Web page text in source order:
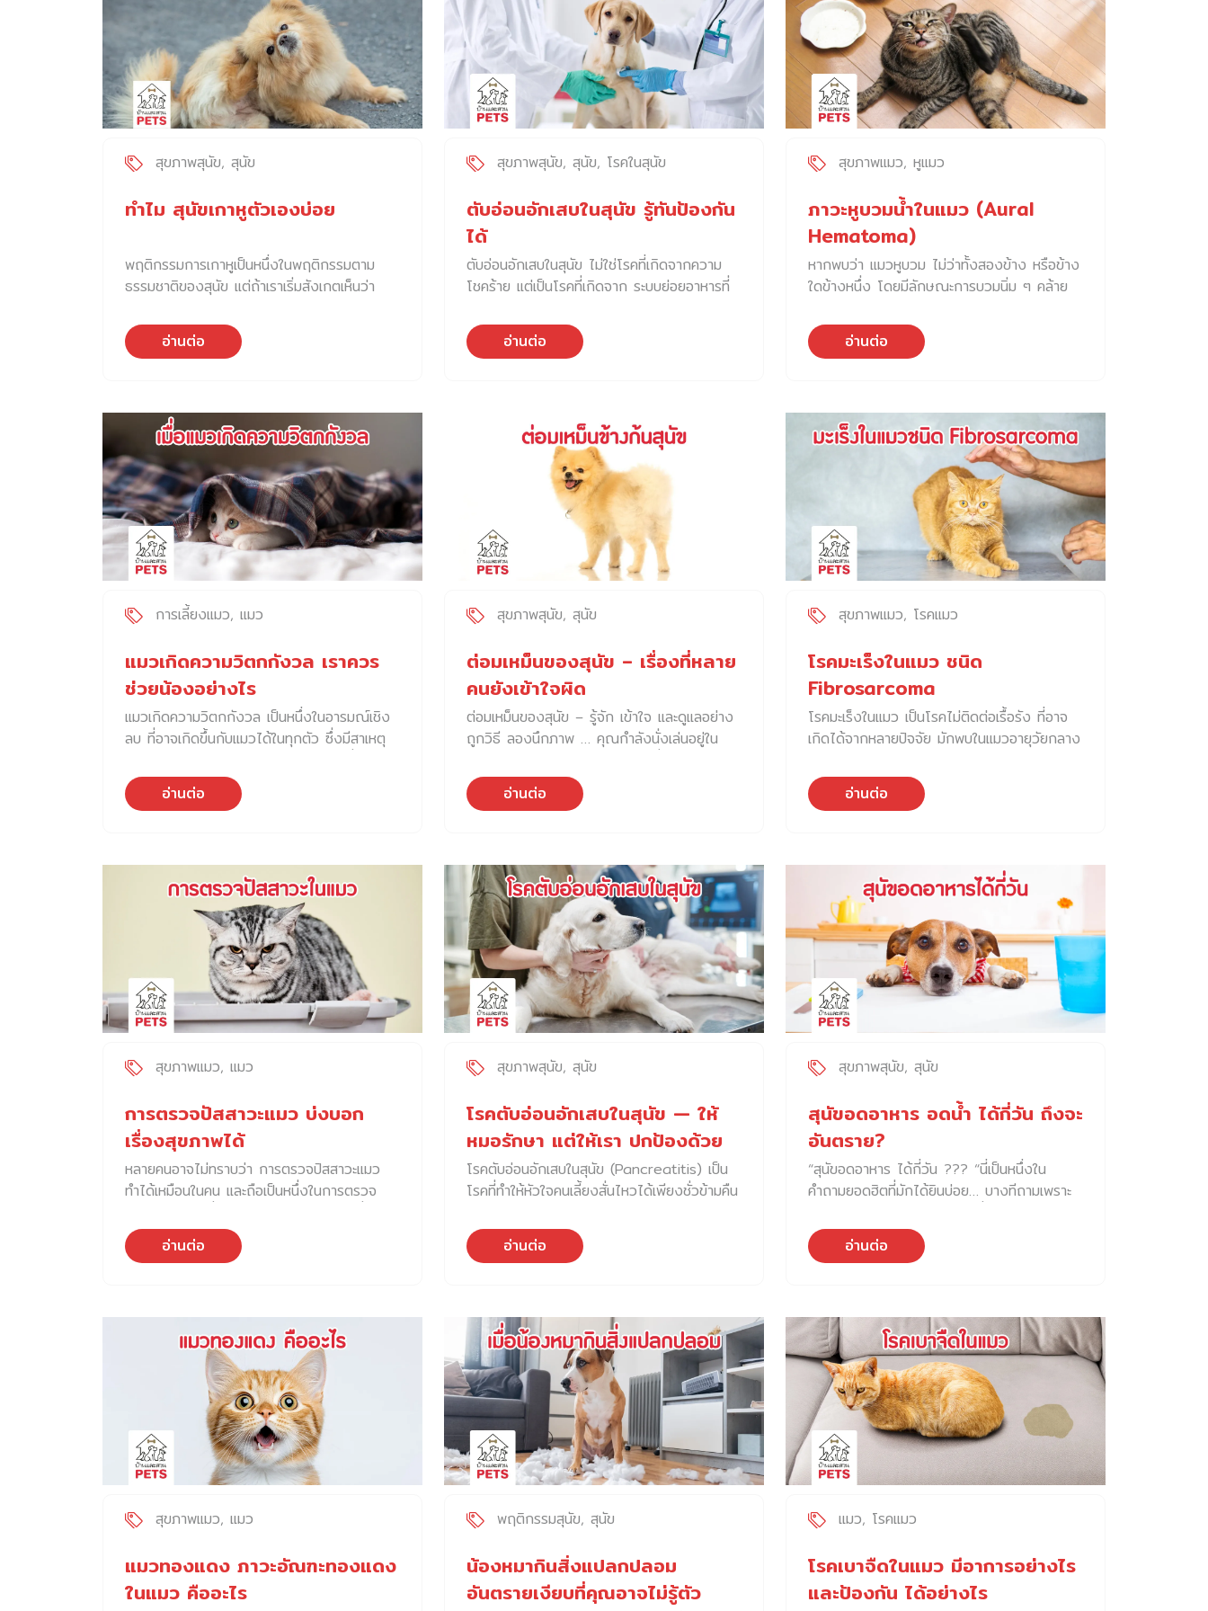
สุขภาพสุนัข สุนัข
ทำไม สุนัขเกาหูตัวเองบ่อย
พฤติกรรมการเกาหูเป็นหนึ่งในพฤติกรรมตาม
ธรรมชาติของสุนัข แต่ถ้าเราเริ่มสังเกตเห็นว่า
หรือมีพฤติกรรมสะบัดหัวร่วมด้วย นั่นอาจเป็น
สัญญาณเตือนของปัญหาสุขภาพที่ต้องเร่งแก้ไข
ต้นตอมาจากสาเหตุสำคัญเหล่านี้ 1. การติดเชื้อใน
ช่องหู (Ear Infection) เกิดขึ้นได้เนื่องจากเชื้อ
จุลินทรีย์ก่อโรคเพิ่มจำนวนมากขึ้นผิดปกติ เช่น
แบคทีเรียชนิด Staphylococcus หรือในกรณีที่
รุนแรงอาจพบเชื้อ Pseudomonas ซึ่งทำให้เกิด
หนองและกลิ่นเหม็น นอกจากนี้ยังมีเชื้อยีสต์กลุ่ม
Malassezia ที่เป็นตัวการสำคัญทำให้สุนัขคันหู
อย่างรุนแรง 2. ไรในหู (Ear Mites) ไร เป็น
Otodectes cynotis ซึ่งมีพฤติกรรมกินขี้หู
ระคายเคืองในช่องหูอย่างมาก มักพบในลูกสุนัข
หรือสัตว์ที่เลี้ยงรวมกันจำนวนมาก ลักษณะเด่น
คือ พบขี้หูสีน้ำตาลเข้ม หรือดำที่มีลักษณะแห้ง
คล้ายกากกาแฟ และติดต่อจากสัตว์ด้วยกันได้
ง่ายมากผ่านการสัมผัส 3. ภาวะภูมิแพ้
ในอาหาร หรือการแพ้สิ่งแวดล้อม (Atopy) เช่น
เกสรดอกไม้ ไรฝุ่น และเชื้อรา ล้วนส่งผลให้
อ่านต่อ
สุขภาพสุนัข สุนัข โรคในสุนัข
ตับอ่อนอักเสบในสุนัข รู้ทันป้องกัน
ได้
ตับอ่อนอักเสบในสุนัข ไม่ใช่โรคที่เกิดจากความ
โชคร้าย แต่เป็นโรคที่เกิดจาก ระบบย่อยอาหารที่
เริ่มย่อยตัวมันเอง มันเป็นโรคที่ “เจ็บลึก เจ็บแบบ
สุนัขบอกเราไม่ได้” บางตัวแค่ซึม เฉย ไม่คึก บาง
และความเข้าใจอย่างแท้จริงว่า ตับอ่อนต้องการ
อะไร และไม่ต้องการอะไร ความหมายของโรค
ตับอ่อนมีหน้าที่สำคัญ 2 ประการ เมื่อเอนไซม์ถูก
กระตุ้นเร็วเกินไป ผิดที่ผิดเวลา มันจะเริ่มย่อยเนื้อ
ตับอ่อนเอง เกิดการอักเสบ เจ็บรุนแรง และอาจ
ลุกลามไปยังระบบอื่นของร่างกายได้ นี่คือเหตุผล
ที่โรคนี้ ไม่ใช่แค่ “ท้องเสียธรรมดา” แต่เป็นโรคที่
สุนัข ในทางการแพทย์ สาเหตุที่แท้จริงของตับ
ปัจจัยสำคัญที่เกิดร่วมกันบ่อยมาก ได้แก่ 1.
อาหารไขมันสูง นี่คือสาเหตุอันดับหนึ่งในแทบทุก
บ้าน ของกินที่เจ้าของมัก “ใจอ่อน” ให้ เช่น
อาหารเหล่านี้ทำให้ตับอ่อนต้องผลิตเอนไซม์มากผิด
ปกติ และสามารถกระตุ้นให้เกิดการอักเสบได้ทันที
อ่านต่อ
สุขภาพแมว หูแมว
ภาวะหูบวมน้ำในแมว (Aural
Hematoma)
หากพบว่า แมวหูบวม ไม่ว่าทั้งสองข้าง หรือข้าง
ใดข้างหนึ่ง โดยมีลักษณะการบวมนิ่ม ๆ คล้าย
ภาวะหูบวมน้ำ ภาวะหูบวมน้ำ หรือชื่อภาษา
อังกฤษคือ Aural Hematoma เกิดขึ้น
สะบัดศีรษะและใบหู มีการคันและการเกาหูอย่าง
แรงจากโรคของช่องหู เมื่อแมวสะบัดหรือเกา
อย่างรุนแรง จะทำให้เกิดการบาดเจ็บของผิวหนัง
และหลอดเลือดบริเวนด้านใบหูแตก และมีเลือดไหล
สะสมอยู่บริเวณใต้ผิวหนังด้านในของใบหูและมี
การแยกตัวของชั้นกระดูกอ่อนกับชั้นผิวหนัง
ทำให้มีเลือดเข้าไปคั่งสะสมอยู่จำนวนมากจนเกิด
การบวมขึ้นอย่างเห็นได้ชัด หรือในบางกรณีเกิด
เลือดทำให้เกิดภาวะเลือดคั่งที่ใบหูได้ สาเหตุที่ทำให้
ได้อยู่ ๆ ก็เกิดขึ้นเอง แต่ต้องมีความผิดปกติที่
ทำให้แมวต้องสะบัดหูหรือเกาหูแรงจนเส้นเลือด
ภายในหูแตก เช่น การวินิจฉัยภาวะหูบวมน้ำ การ
ตรวจวินิจฉัยภาวะหูบวมน้ำในแมวสามารถตรวจ
วินิจฉัยได้ไม่ยาก โดยการตรวจร่างกาย และคลำ
เจาะดูดของเหลวบริเวณใบหูจะพบเป็นสิ่งคัดหลั่งมี
ลักษณะสีแดงเข้ม หรือจางคล้ายเลือด นอกจากนี้
เซลล์วิทยา (Cytology) เช่น ย้อมตรวจขี้หู เพื่อ
วินิจฉัยหาสาเหตุของอาการต้นตอที่ทำให้เกิด
อาการคันหู การอักเสบ และทำให้สะบัด หรือเกาหู
อย่างรุนแรง หรือหากสงสัยปัญหาจากระบบเลือด
สัตวแพทย์จะตรวจวินิจฉัยทางโลหิตวิทยาร่วม
ด้วย เพื่อวางแผนในการรักษาได้อย่างมี
ประสิทธิภาพ แนวทางการรักษาภาวะหูบวมน้ำใน
แมว […]
อ่านต่อ
การเลี้ยงแมว แมว
แมวเกิดความวิตกกังวล เราควร
ช่วยน้องอย่างไร
แมวเกิดความวิตกกังวล เป็นหนึ่งในอารมณ์เชิง
ลบ ที่อาจเกิดขึ้นกับแมวได้ในทุกตัว ซึ่งมีสาเหตุ
การเปลี่ยนแปลงของแวดล้อมรอบตัว แมวเป็น
สัตว์ที่มีบุคลิกเฉพาะตัว ซึ่งบุคลิกและนิสัยของแมว
หลอมให้แมวบางตัวมีความกล้าเผชิญกับสิ่งต่าง
ๆ โดยไม่กลัว ปรับตัวกับคนหรือสิ่งแวดล้อมได้
ไว เป็นมิตรกับคนและสัตว์อื่น ๆ หรือแมวบางตัว
อาจไวต่อสิ่งกระตุ้น มีความกลัว กังวล หรือ
ก้าวร้าว แมวส่วนใหญ่ เมื่อเติบโตมาในบ้านที่มี
ปฏิสัมพันธ์ที่ดี และมีการเลี้ยงดูเหมาะสม แมวจะ
เรียนรู้ที่จะรับมือ และปรับตัวกับสถานการณ์ต่าง
ๆ ได้ดี ในทางกลับกัน ลูกแมวที่ไม่ได้เรียนรู้การ
ตัวตั้งแต่เล็ก อาจแสดงพฤติกรรมเชิงลบได้ง่าย
ต่อสิ่งเร้าที่ไม่เป็นอันตราายต่อแมวเลยด้วยซ้ำ
โดยสัญชาตญาณตามธรรมชาตินั้น แมวจะ
สามารถประเมินอันตรายได้อย่างรวดเร็ว และตอบ
สนองตามสัญชาตญาณการเอาตัวรอด ซึ่งส่วน
ใหญ่แมวเลือกที่จะ “หลบหนี” มากกว่าการเผชิญ
ในธรรมชาติ ความบาดเจ็บเพียงเล็กน้อยจากการ
ต่อสู้ อาจส่งผลต่อการหาอาหารหรือที่พักพิง
ตกังวล มักเกิดขึ้นเมื่อแมวกำลัง “ประเมินแล้วว่า
อาจมีความอันตรายเกิดขึ้นกับตัวเอง” โดยเฉพาะ
เมื่ออยู่ในสถานการณ์ หรือสภาพแวดล้อมที่ไม่คุ้น
เคย หากแมวรับรู้ว่า สถานการณ์หรือสิ่งเร้านั้น
เป็นอันตราย […]
อ่านต่อ
สุขภาพสุนัข สุนัข
ต่อมเหม็นของสุนัข – เรื่องที่หลาย
คนยังเข้าใจผิด
ต่อมเหม็นของสุนัข – รู้จัก เข้าใจ และดูแลอย่าง
ถูกวิธี ลองนึกภาพ … คุณกำลังนั่งเล่นอยู่ใน
ตรงหน้า จู่ ๆ เขาเริ่มถูไถก้นไปมากับพื้นอย่าง
แรง ราวกับพยายามแก้อาการคันที่ตัวเองเอื้อมไม่
กลับไปเลียก้นตัวเองไม่หยุด แม้เพิ่งอาบน้ำให้ไม่
นาน กลิ่นแรงก็ยังวนเวียนไปทั่วห้อง หลายคน
เมื่อเห็นภาพแบบนี้แล้ว มักสรุปทันทีว่าถึงเวลา
“ต้องบีบต่อมเหม็นแล้ว” แน่ๆ แต่ความจริงคือ …
ไม่ใช่ว่าสุนัขทุกตัวต้องบีบ และการบีบโดยไม่
เข้าใจ อาจทำให้สุนัขเจ็บและกลายเป็นปัญหาที่หนัก
กว่าเดิม ต่อมเหม็นของสุนัข มีไว้ทำไม ธรรมชาติ
ไม่เคยสร้างอะไรมาโดยไร้เหตุผล ต่อมเหม็น หรือ
ซ่อนอยู่ด้านข้างรูทวาร ตำแหน่ง 4 และ 8
อาจเป็นกลิ่นที่รบกวน แต่สำหรับสุนัขแล้ว นี่คือ
ภาษาที่สำคัญที่สุด ดังนั้น ต่อมเหม็นจึงไม่ใช่สิ่ง
สกปรกที่ต้องกำจัดเป็นกิจวัตร […]
อ่านต่อ
สุขภาพแมว โรคแมว
โรคมะเร็งในแมว ชนิด
Fibrosarcoma
โรคมะเร็งในแมว เป็นโรคไม่ติดต่อเรื้อรัง ที่อาจ
เกิดได้จากหลายปัจจัย มักพบในแมวอายุวัยกลาง
ทุกสายพันธุ์ โรคมะเร็งในแมว Fibrosarcoma
เป็นมะเร็งชนิดเนื้อเยื่ออ่อนและผิวหนังในแมว
เจน และเนื้อเยื่อเกี่ยวพัน โดยมักพบเกิดเป็นก้อน
เนื้อบริเวณใต้ผิวหนังตามตำแหน่งต่าง ๆ เช่น ขา
สะโพก และบริเวณศีรษะ เป็นต้น ในกลุ่มมะเร็ง
ชนิดนี้ที่พบได้บ่อยในแมวคือ Feline injection
site sarcomas มีชื่อย่อว่า FISS เป็น
Fibrosarcoma ที่เกิดจากการผลข้างเคียงของ
การฉีดยา หรือการอักเสบเรื้อรัง ตำแหน่งที่พบ
ก้อนมะเร็งได้บ่อย ได้แก่ บริเวณสะบัก ขาหลัง
Fibrosarcoma มักพบในแมวอายุวัยกลางถึงวัย
พันธุ์ สาเหตุของการเกิด โรคมะเร็งในแมว ชนิด
Fibrosarcoma เกิดได้จากหลายปัจจัย เช่น
ความผิดปกติของพันธุกรรมแมว การบาดเจ็บหรือ
การอักเสบเรื้อรังของผิวหนัง วัคซีนบางชนิดที่มี
รายงานว่าเป็นสาเหตุการเกิดมะเร็ง […]
อ่านต่อ
สุขภาพแมว แมว
การตรวจปัสสาวะแมว บ่งบอก
เรื่องสุขภาพได้
หลายคนอาจไม่ทราบว่า การตรวจปัสสาวะแมว
ทำได้เหมือนในคน และถือเป็นหนึ่งในการตรวจ
สุขภาพดีหรือแมวที่มีปัญหามีอาการป่วยต่าง ๆ
การตรวจปัสสาวะแมว ช่วยให้สัตวแพทย์ประเมิน
ตาบอลิซึมได้อย่างละเอียดมากขึ้น รวมถึงระบบ
เลือดด้วย วันนี้มาดูกันว่า ความสำคัญของการ
ตรวจปัสสาวะในแมวสามารถช่วยประเมิณเรื่อง
สุขภาพ ได้อย่างไรบ้าง 1. การตรวจปัสสาวะแมว
เพื่อประเมิณความผิดปกติของระบบทางเดิน
ปัสสาวะ โรคระบบทางเดินปัสสาวะเป็นโรคที่พบได้
บ่อยในแมว ทั้งสาเหตุจากการติดเชื้อแบคทีเรียใน
ปัสสาวะ การมีนิ่วในทางเดินปัสสาวะ การพบ
ตะกอน หรือกระเพาะปัสสาวะอักเสบแบบไม่ทราบ
สาเหตุ ดังนั้น การตรวจปัสสาวะจะเป็นส่วนสำคัญ
ในการวินิจฉัยตรวจแยกแยะเพื่อหาสาเหตุ การ
ตรวจเพาะเชื้อแบคทีเรียจากน้ำปัสสาวะ เพื่อตรวจ
ว่า มีการติดเชื้อที่เป็นสาเหตุหรือไม่ การตรวจดู
ลักษณะทางกายภาพและการวิเคราะห์ทางเคมี
อ่านต่อ
สุขภาพสุนัข สุนัข
โรคตับอ่อนอักเสบในสุนัข — ให้
หมอรักษา แต่ให้เรา ปกป้องด้วย
ใจที่เคร่งครัด
โรคตับอ่อนอักเสบในสุนัข (Pancreatitis) เป็น
โรคที่ทำให้หัวใจคนเลี้ยงสั่นไหวได้เพียงชั่วข้ามคืน
สิ่งเล็ก ๆ อย่างการอาเจียน เบื่ออาหาร หรือซึม
ลงนิดหน่อย จนหลายคนคิดว่า “คงแค่ท้องเสีย
ทำให้มันน่ากลัวที่สุดคือ มันไม่เคยเตือนล่วงหน้า
เลยสักครั้ง โรคนี้สอนเราว่า หน้าที่ของหมอคือ
การรักษาให้เขารอด… แต่หน้าที่ของเราคือการ
ทำให้เขาไม่ต้องเจ็บปวดซ้ำอีกตลอดชีวิต ทำไม
โรคตับอ่อนอักเสบในสุนัข ถึงอันตรายกว่าที่คิด?
ปัจจัยเสี่ยงที่เจ้าของควรรู้
การรักษา โรค
ตับอ่อนอักเสบในสุนัข = หมอเท่านั้น ไม่มีพื้นที่ให้
ลองผิดลองถูก โรคนี้ไม่ใช่โรคที่รักษาเองได้ และ
ไม่ใช่โรคที่ควรเสิร์ชหาวิธีในอินเทอร์เน็ตแล้วลอง
ทำตามเอง เพราะทุกการช้าคือการเสี่ยงชีวิตสุนัข
เรา
ล่า สุนัขสายพันธุ์มินิบูลเทอร์เรีย กับการต่อสู้ โรค
ตับอ่อนอักเสบในสุนัข ที่เราจำไม่ลืม ปลายปีที่แล้ว
“ชบาล่า” มินิบูลเทอร์เรีย คุณยายตัวเล็กของบ้าน
อ่านต่อ
สุขภาพสุนัข สุนัข
สุนัขอดอาหาร อดน้ำ ได้กี่วัน ถึงจะ
อันตราย?
“สุนัขอดอาหาร ได้กี่วัน ??? “นี่เป็นหนึ่งใน
คำถามยอดฮิตที่มักได้ยินบ่อย… บางทีถามเพราะ
ทุกครั้งที่ได้ยิน ผมยากชวนให้ลองหยุด แล้วถาม
ตัวเองกลับว่า “แล้วถ้าเป็นเราเองล่ะ…จะทนได้ไหม
ไหม? เพียงไม่กี่ชั่วโมงก็เริ่มหิวจนท้องร้อง มือ
สั่น หน้ามืด หงุดหงิดง่าย ทั้งที่เรารู้ตัวอยู่แล้วว่า
“งดชั่วคราว” และจะได้กินอีกในไม่ช้า หรือในวันที่
ลืมดื่มน้ำ เพราะงานยุ่งทั้งวัน พอตกบ่ายก็เริ่มปาก
แห้ง คอแห้ง ร่างกายเพลีย หัวตื้อ ๆ คิดอะไรไม่
ออกแล้ว ความรู้สึกเล็กน้อยเหล่านี้ เราเจอเพียง
ไม่กี่ชั่วโมงก็แทบทนไม่ไหว แล้วลองจินตนาการ
ว่า ถ้าเราไม่รู้เลยว่าจะได้กินหรือดื่มอีกทีเมื่อไร…
ความหิว ความกระหาย ความอ่อนแรง จะกลาย
เป็นความทุกข์ที่กัดกินใจอย่างเงียบ ๆ สำหรับสุนัข
ความรู้สึกนี้อาจหนักหนาสาหัสยิ่งกว่า เพราะเขาไม่
เข้าใจเหตุผลและไม่รู้ว่า “อดไว้ก่อนแล้วค่อยกิน”
เขารู้เพียงว่า “ตอนนี้ฉันหิว… ตอนนี้ฉันกระหาย
น้ำ… แล้วทำไมพ่อแม่ไม่ช่วยฉัน?” ในมุมมองของ
อ่านต่อ
สุขภาพแมว แมว
แมวทองแดง ภาวะอัณฑะทองแดง
ในแมว คืออะไร
พฤติกรรมสุนัข สุนัข
น้องหมากินสิ่งแปลกปลอม
อันตรายเงียบที่คุณอาจไม่รู้ตัว
แมว โรคแมว
โรคเบาจืดในแมว มีอาการอย่างไร
และป้องกัน ได้อย่างไร